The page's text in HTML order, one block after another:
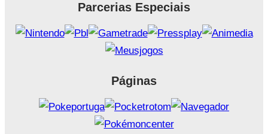
Parcerias Especiais
Páginas